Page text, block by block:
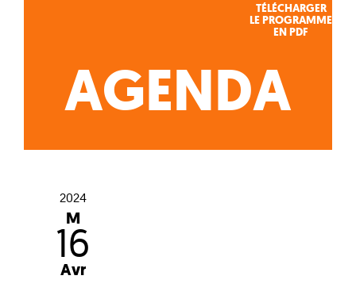
TÉLÉCHARGER
LE PROGRAMME
EN PDF
AGENDA
2024
M
16
Avr